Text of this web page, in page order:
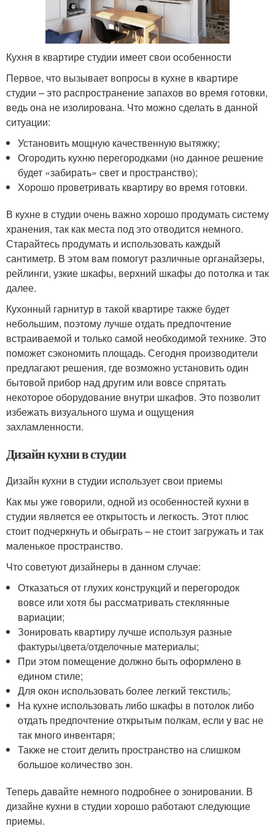
Кухня в квартире студии имеет свои особенности
Первое, что вызывает вопросы в кухне в квартире
студии – это распространение запахов во время готовки,
ведь она не изолирована. Что можно сделать в данной
ситуации:
Установить мощную качественную вытяжку;
Огородить кухню перегородками (но данное решение
будет «забирать» свет и пространство);
Хорошо проветривать квартиру во время готовки.
В кухне в студии очень важно хорошо продумать систему
хранения, так как места под это отводится немного.
Старайтесь продумать и использовать каждый
сантиметр. В этом вам помогут различные органайзеры,
рейлинги, узкие шкафы, верхний шкафы до потолка и так
далее.
Кухонный гарнитур в такой квартире также будет
небольшим, поэтому лучше отдать предпочтение
встраиваемой и только самой необходимой технике. Это
поможет сэкономить площадь. Сегодня производители
предлагают решения, где возможно установить один
бытовой прибор над другим или вовсе спрятать
некоторое оборудование внутри шкафов. Это позволит
избежать визуального шума и ощущения
захламленности.
Дизайн кухни в студии
Дизайн кухни в студии использует свои приемы
Как мы уже говорили, одной из особенностей кухни в
студии является ее открытость и легкость. Этот плюс
стоит подчеркнуть и обыграть – не стоит загружать и так
маленькое пространство.
Что советуют дизайнеры в данном случае:
Отказаться от глухих конструкций и перегородок
вовсе или хотя бы рассматривать стеклянные
вариации;
Зонировать квартиру лучше используя разные
фактуры/цвета/отделочные материалы;
При этом помещение должно быть оформлено в
едином стиле;
Для окон использовать более легкий текстиль;
На кухне использовать либо шкафы в потолок либо
отдать предпочтение открытым полкам, если у вас не
так много инвентаря;
Также не стоит делить пространство на слишком
большое количество зон.
Теперь давайте немного подробнее о зонировании. В
дизайне кухни в студии хорошо работают следующие
приемы.